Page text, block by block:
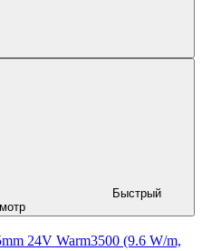
Быстрый
24V Warm3500 (9.6 W/m,